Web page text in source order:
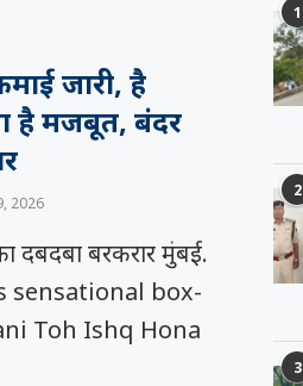
जारी, है
है मजबूत, बंदर
2026
दबदबा बरकरार मुंबई.
sensational box-
Toh Ishq Hona
1
2
3